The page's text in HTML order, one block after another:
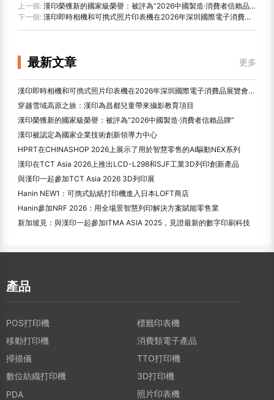
上一個: 漢印榮獲新的國家級榮譽：被評為“2026中國製造·消費者信賴品牌”
下一個: 漢印即時相機和可擕式照片印表機在2026年深圳國際電子消費品展覽會上引起了廣泛關注
最新文章 更多
漢印即時相機和可擕式照片印表機在2026年深圳國際電子消費品展覽會上引起了廣泛關注
穿越雪域高原之旅：漢印為昌都兒童帶來攝影教育項目
漢印榮獲新的國家級榮譽：被評為“2026中國製造·消費者信賴品牌”
漢印被認定為國家企業技術創新領導力中心
HPRT在CHINASHOP 2026上展示了用於智慧零售的AI驅動NEX系列
漢印在TCT Asia 2026上推出LCD-L298和SJF工業3D列印創新產品
與漢印一起參加TCT Asia 2026 3D列印展
Hanin NEW1：可擕式貼紙打印機進入日本LOFT商店
Hanin參加NRF 2026：用全場景智慧列印解決方案賦能零售業
新加坡見：與漢印一起參加ITMA ASIA 2025，見證最新的數字印刷科技
產品
POS打印機
標籤印表機
移動打印機
消費類電子產品
掃描儀
TTO打印機
數位紡織打印機
3D打印機
PDA
照片印表機